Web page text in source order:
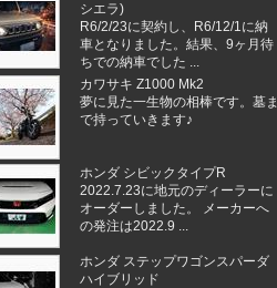
シエラ)
R6/2/23に契約し、R6/12/1に納
車となりました。結果、9ヶ月待
ちでの納車でした ...
カワサキ Z1000 Mk2
夢に見た一生物の相棒です。墓ま
で持っていきます♪
ホンダ シビックタイプR
2022.7.23に地元のディーラーに
オーダーしました。 メーカーへ
の発注は2022.9 ...
ホンダ ステップワゴンスパーダ
ハイブリッド